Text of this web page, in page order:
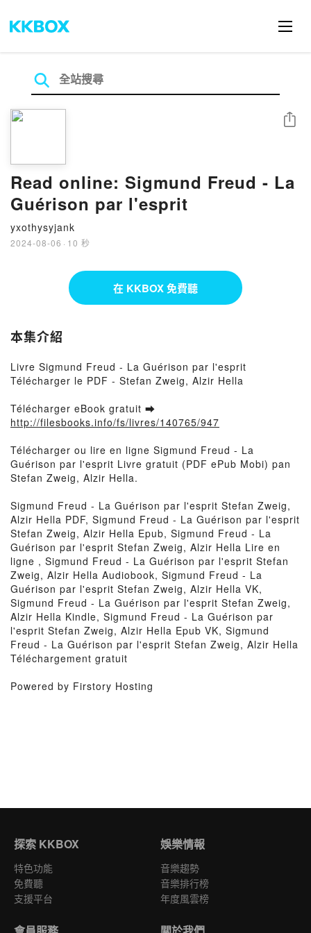
Read online: Sigmund Freud - La
Guérison par l'esprit
yxothysyjank
2024-08-06 · 10 秒
分享
在 KKBOX 免費聽
本集介紹
Livre Sigmund Freud - La Guérison par l'esprit
Télécharger le PDF - Stefan Zweig, Alzir Hella
Télécharger eBook gratuit ➡
http://filesbooks.info/fs/livres/140765/947
Télécharger ou lire en ligne Sigmund Freud - La
Guérison par l'esprit Livre gratuit (PDF ePub Mobi) pan
Stefan Zweig, Alzir Hella.
Sigmund Freud - La Guérison par l'esprit Stefan Zweig,
Alzir Hella PDF, Sigmund Freud - La Guérison par l'esprit
Stefan Zweig, Alzir Hella Epub, Sigmund Freud - La
Guérison par l'esprit Stefan Zweig, Alzir Hella Lire en
ligne , Sigmund Freud - La Guérison par l'esprit Stefan
Zweig, Alzir Hella Audiobook, Sigmund Freud - La
Guérison par l'esprit Stefan Zweig, Alzir Hella VK,
Sigmund Freud - La Guérison par l'esprit Stefan Zweig,
Alzir Hella Kindle, Sigmund Freud - La Guérison par
l'esprit Stefan Zweig, Alzir Hella Epub VK, Sigmund
Freud - La Guérison par l'esprit Stefan Zweig, Alzir Hella
Téléchargement gratuit
Powered by Firstory Hosting
探索 KKBOX
特色功能
免費聽
支援平台
娛樂情報
音樂趨勢
音樂排行榜
年度風雲榜